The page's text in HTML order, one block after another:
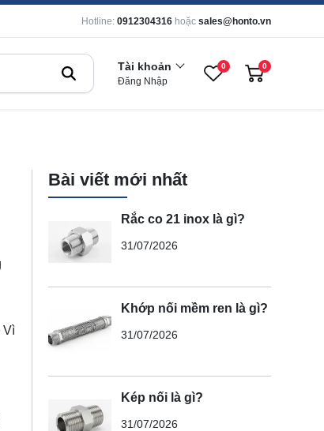
Hotline: 0912304316 hoặc sales@honto.vn
Tài khoản
Đăng Nhập
0 0
Vì
Bài viết mới nhất
Rắc co 21 inox là gì?
31/07/2026
Khớp nối mềm ren là gì?
31/07/2026
Kép nối là gì?
31/07/2026